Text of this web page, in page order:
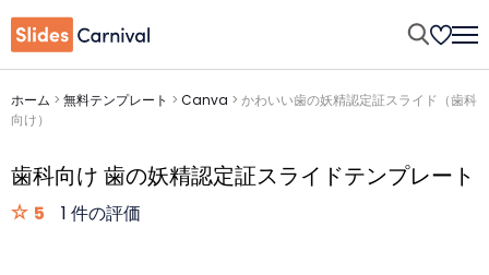
ホーム > 無料テンプレート > Canva > かわいい歯の妖精認定証スライド（歯科
向け）
歯科向け 歯の妖精認定証スライドテンプレート
5 1 件の評価